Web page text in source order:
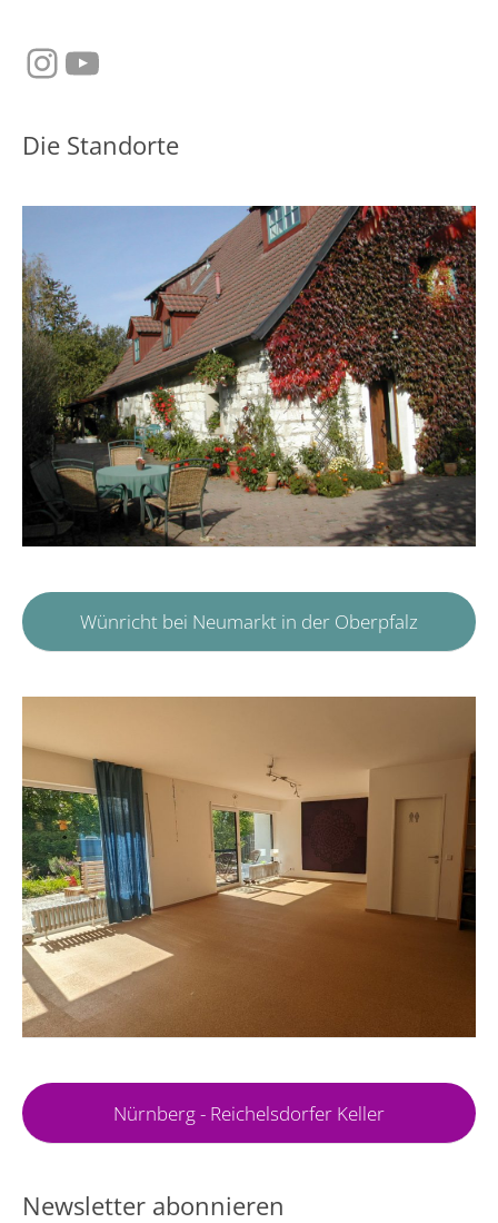
Instagram
YouTube
Die Standorte
Wünricht bei Neumarkt in der Oberpfalz
Nürnberg - Reichelsdorfer Keller
Newsletter abonnieren